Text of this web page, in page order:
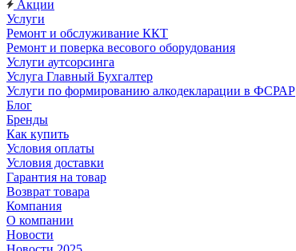
Акции
Услуги
Ремонт и обслуживание ККТ
Ремонт и поверка весового оборудования
Услуги аутсорсинга
Услуга Главный Бухгалтер
Услуги по формированию алкодекларации в ФСРАР
Блог
Бренды
Как купить
Условия оплаты
Условия доставки
Гарантия на товар
Возврат товара
Компания
О компании
Новости